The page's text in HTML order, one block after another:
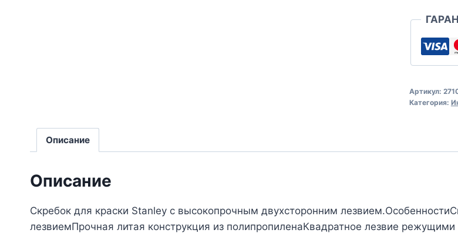
Артикул:
Категория:
Описание
Описание
Скребок для краски Stanley с высокопрочным двухсторонним
лезвиемПрочная литая конструкция из полипропиленаКвадратное лезвие